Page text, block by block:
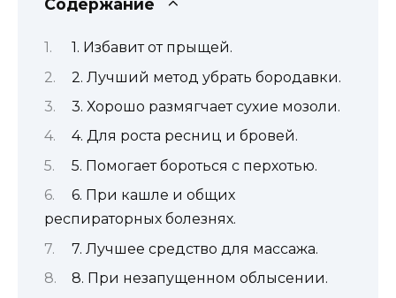
Содержание
1. Избавит от прыщей.
2. Лучший метод убрать бородавки.
3. Хорошо размягчает сухие мозоли.
4. Для роста ресниц и бровей.
5. Помогает бороться с перхотью.
6. При кашле и общих
респираторных болезнях.
7. Лучшее средство для массажа.
8. При незапущенном облысении.